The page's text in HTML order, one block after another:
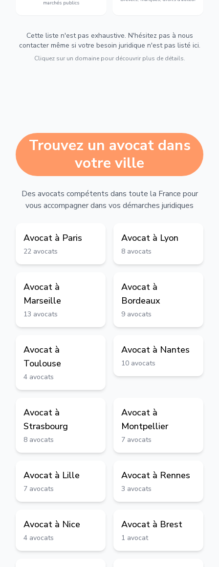
marchés publics
Cette liste n'est pas exhaustive. N'hésitez pas à nous
contacter même si votre besoin juridique n'est pas listé ici.
Cliquez sur un domaine pour découvrir plus de détails.
Trouvez un avocat dans
votre ville
Des avocats compétents dans toute la France pour
vous accompagner dans vos démarches juridiques
Avocat à Paris
22 avocats
Avocat à Lyon
8 avocats
Avocat à
Marseille
13 avocats
Avocat à
Bordeaux
9 avocats
Avocat à
Toulouse
4 avocats
Avocat à Nantes
10 avocats
Avocat à
Strasbourg
8 avocats
Avocat à
Montpellier
7 avocats
Avocat à Lille
7 avocats
Avocat à Rennes
3 avocats
Avocat à Nice
4 avocats
Avocat à Brest
1 avocat